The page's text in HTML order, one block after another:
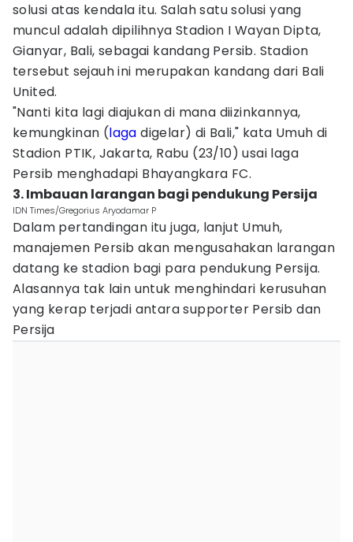
solusi atas kendala itu. Salah satu solusi yang
muncul adalah dipilihnya Stadion I Wayan Dipta,
Gianyar, Bali, sebagai kandang Persib. Stadion
tersebut sejauh ini merupakan kandang dari Bali
United.
"Nanti kita lagi diajukan di mana diizinkannya,
kemungkinan (laga digelar) di Bali," kata Umuh di
Stadion PTIK, Jakarta, Rabu (23/10) usai laga
Persib menghadapi Bhayangkara FC.
3. Imbauan larangan bagi pendukung Persija
IDN Times/Gregorius Aryodamar P
Dalam pertandingan itu juga, lanjut Umuh,
manajemen Persib akan mengusahakan larangan
datang ke stadion bagi para pendukung Persija.
Alasannya tak lain untuk menghindari kerusuhan
yang kerap terjadi antara supporter Persib dan
Persija